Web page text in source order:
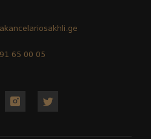
65 00 05